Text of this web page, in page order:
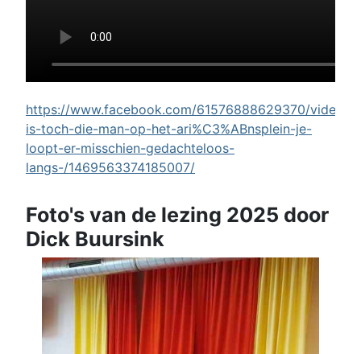
https://www.facebook.com/61576888629370/videos/
is-toch-die-man-op-het-ari%C3%ABnsplein-je-
loopt-er-misschien-gedachteloos-
langs-/1469563374185007/
Foto's van de lezing 2025 door
Dick Buursink